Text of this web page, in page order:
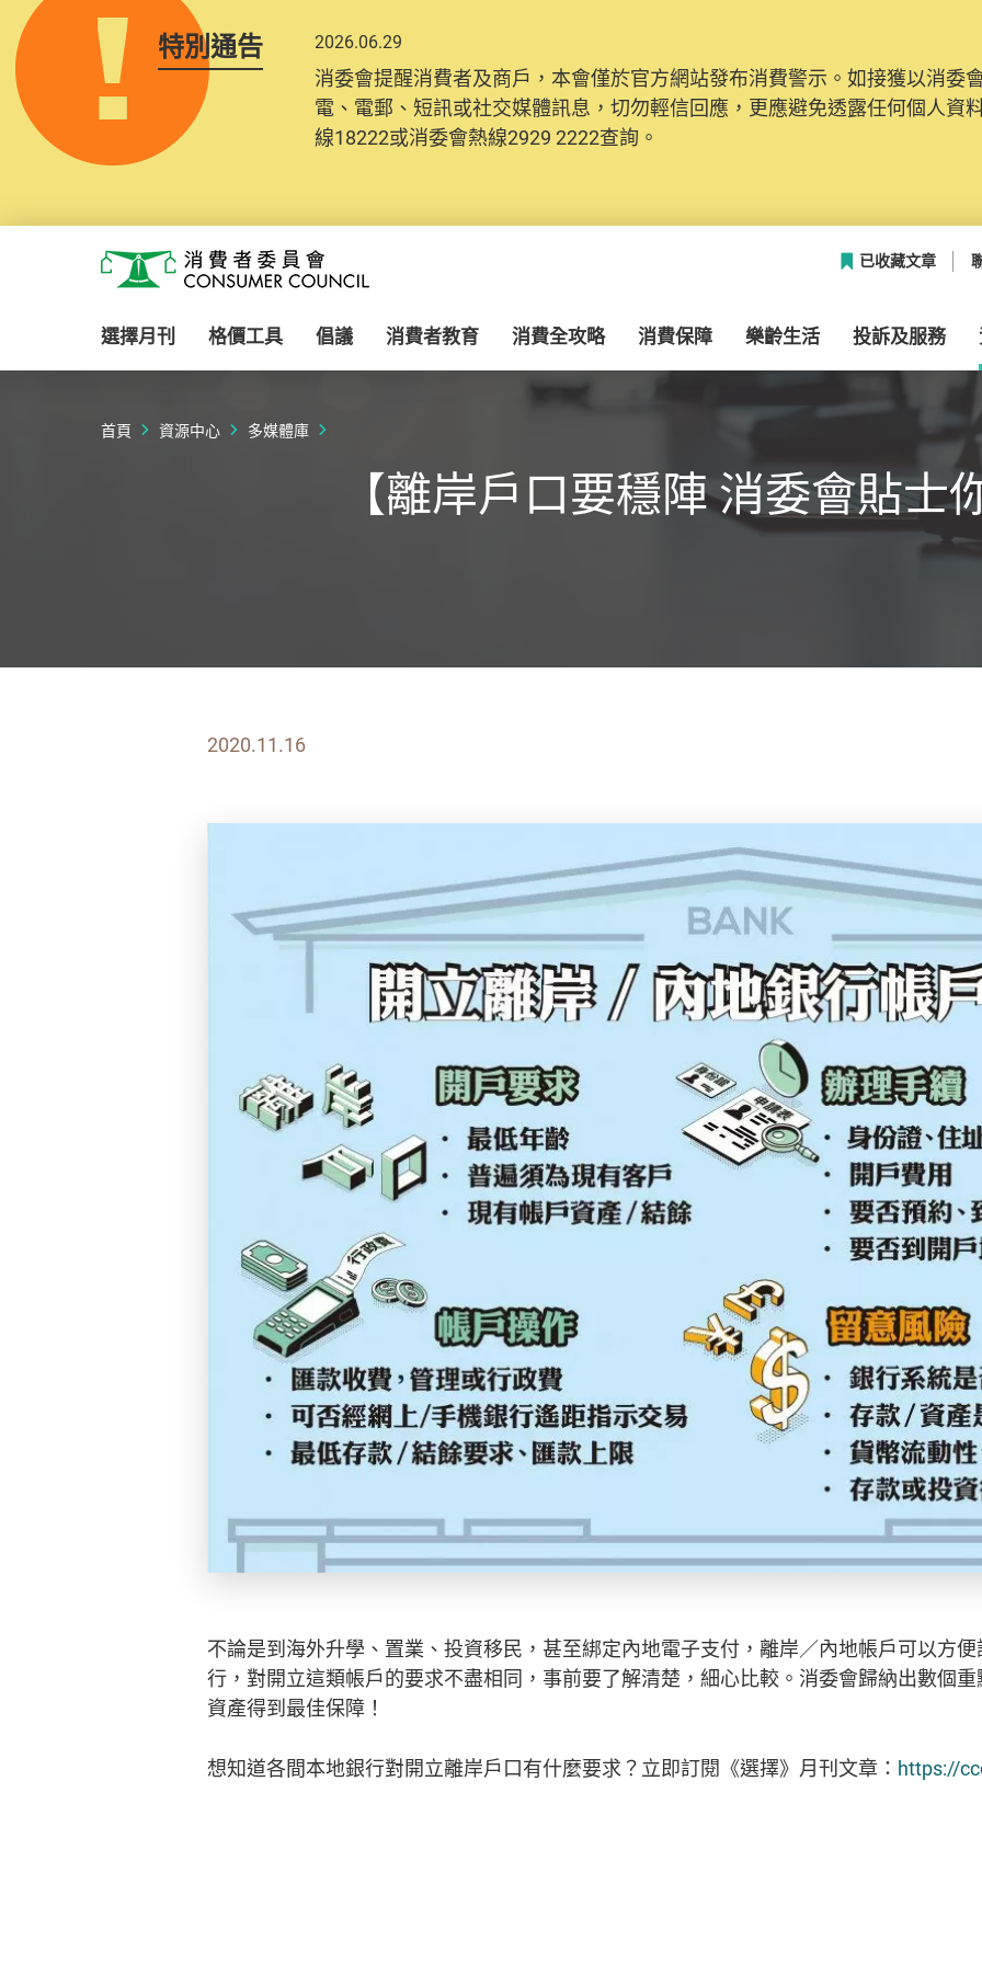
特別通告 2026.06.29
消委會提醒消費者及商戶，本會僅於官方網站發布消費警示。如接獲以消委
電、電郵、短訊或社交媒體訊息，切勿輕信回應，更應避免透露任何個人資
線18222或消委會熱線2929 2222查詢。
消費者委員會
已收藏文章
選擇月刊 格價工具 倡議 消費者教育 消費全攻略 消費保障 樂齡生活 投訴及服務
首頁 資源中心 多媒體庫
【離岸戶口要穩陣 消委會貼士
2020.11.16
不論是到海外升學、置業、投資移民，甚至綁定內地電子支付，離岸／內地帳戶可以方
行，對開立這類帳戶的要求不盡相同，事前要了解清楚，細心比較。消委會歸納出數個
資產得到最佳保障！
想知道各間本地銀行對開立離岸戶口有什麼要求？立即訂閱《選擇》月刊文章： https://